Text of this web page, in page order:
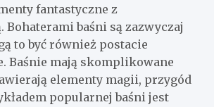
fantastyczne z
Bohaterami baśni są zazwyczaj
to być również postacie
Baśnie mają skomplikowane
elementy magii, przygód
popularnej baśni jest